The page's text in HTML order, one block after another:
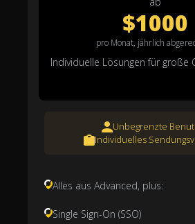
$1000
pro Monat, jährlich
Individuelle Lösungen für große
Unbegrenzte
Individuelles
Alles aus Advanced, plus:
Single Sign-On (SSO)